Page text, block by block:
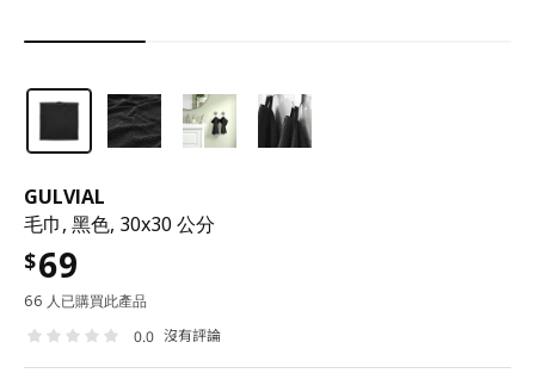
GULVIAL
毛巾, 黑色, 30x30 公分
$69
66 人已購買此產品
0.0 沒有評論